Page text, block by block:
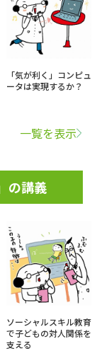
「気が利く」コンピュ
ータは実現するか？
一覧を表示
の講義
ソーシャルスキル教育
で子どもの対人関係を
支える